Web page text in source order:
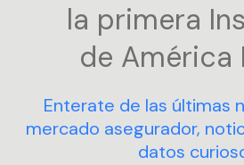
la primera
de América
Enterate de las últimas
mercado asegurador,
datos